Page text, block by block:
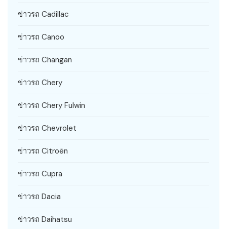
ข่าวรถ Cadillac
ข่าวรถ Canoo
ข่าวรถ Changan
ข่าวรถ Chery
ข่าวรถ Chery Fulwin
ข่าวรถ Chevrolet
ข่าวรถ Citroën
ข่าวรถ Cupra
ข่าวรถ Dacia
ข่าวรถ Daihatsu